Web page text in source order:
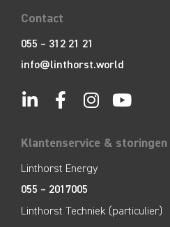
Contact
055 – 312 21 21
info@linthorst.world
Klantenservice & storingen
Linthorst Energy
055 – 2017005
Linthorst Techniek (particulier)